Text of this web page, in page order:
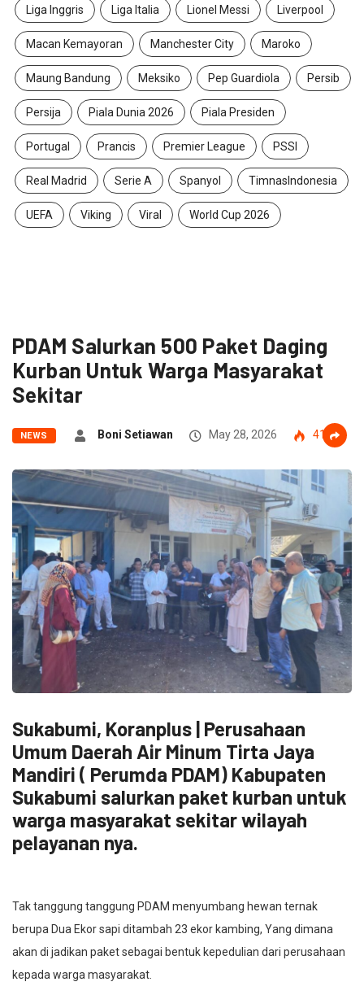
Liga Inggris Liga Italia Lionel Messi Liverpool
Macan Kemayoran Manchester City Maroko
Maung Bandung Meksiko Pep Guardiola Persib
Persija Piala Dunia 2026 Piala Presiden
Portugal Prancis Premier League PSSI
Real Madrid Serie A Spanyol TimnasIndonesia
UEFA Viking Viral World Cup 2026
PDAM Salurkan 500 Paket Daging
Kurban Untuk Warga Masyarakat
Sekitar
NEWS Boni Setiawan May 28, 2026 41
Sukabumi, Koranplus | Perusahaan
Umum Daerah Air Minum Tirta Jaya
Mandiri ( Perumda PDAM) Kabupaten
Sukabumi salurkan paket kurban untuk
warga masyarakat sekitar wilayah
pelayanan nya.
Tak tanggung tanggung PDAM menyumbang hewan ternak
berupa Dua Ekor sapi ditambah 23 ekor kambing, Yang dimana
akan di jadikan paket sebagai bentuk kepedulian dari perusahaan
kepada warga masyarakat.